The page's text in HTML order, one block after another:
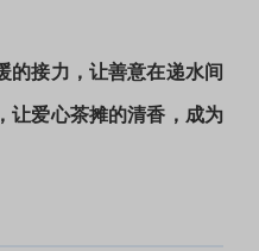
的接力， 让善意在递水间
让爱心茶摊的清香， 成为